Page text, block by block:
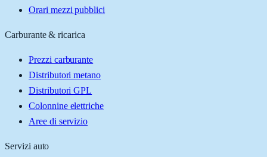
Orari mezzi pubblici
Carburante & ricarica
Prezzi carburante
Distributori metano
Distributori GPL
Colonnine elettriche
Aree di servizio
Servizi auto